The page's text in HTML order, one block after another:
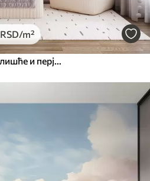
RSD/m²
Меко, пастелно обојено лишће и перје у нијансама ружичасте, плаве и жуте, апстрактни и текстурирани отисак